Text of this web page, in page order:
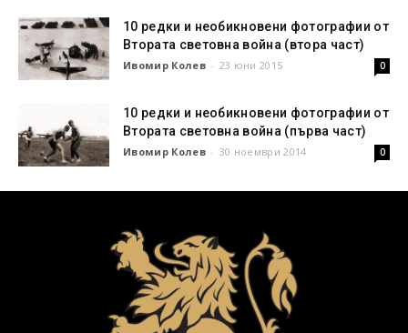
10 редки и необикновени фотографии от
Втората световна война (втора част)
Ивомир Колев - 23 юни 2015 0
10 редки и необикновени фотографии от
Втората световна война (първа част)
Ивомир Колев - 30 ноември 2014 0